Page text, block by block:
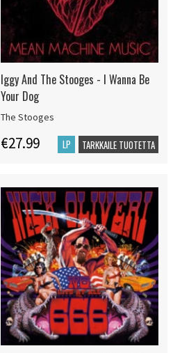
Iggy And The Stooges - I Wanna Be
Your Dog
The Stooges
€27.99 LP TARKKAILE TUOTETTA